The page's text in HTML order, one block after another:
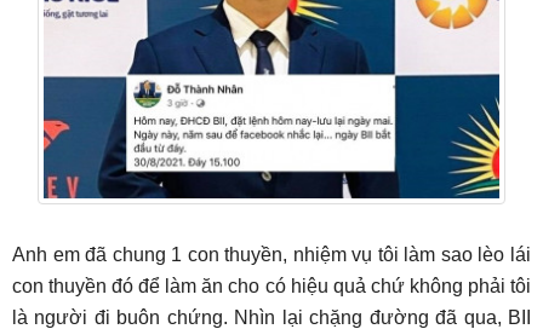
Anh em đã chung 1 con thuyền, nhiệm vụ tôi làm sao lèo lái
con thuyền đó để làm ăn cho có hiệu quả chứ không phải tôi
là người đi buôn chứng. Nhìn lại chặng đường đã qua, BII